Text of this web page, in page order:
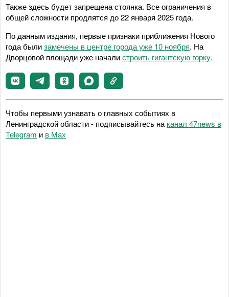
Также здесь будет запрещена стоянка. Все ограничения в
общей сложности продлятся до 22 января 2025 года.
По данным издания, первые признаки приближения Нового
года былизамечены в центре города уже 10 ноября. На
Дворцовой площади уже началистроить гигантскую горку.
Чтобы первыми узнавать о главных событиях в
Ленинградской области - подписывайтесь на канал 47news в
Telegram и в Maх